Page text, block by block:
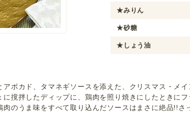
★みりん
★砂糖
★しょう油
ボカド、タマネギソースを添えた、クリスマス・メ
撹拌したディップに、鶏肉を照り焼きにしたときに
のうま味をすべて取り込んだソースはまさに絶品!!さ